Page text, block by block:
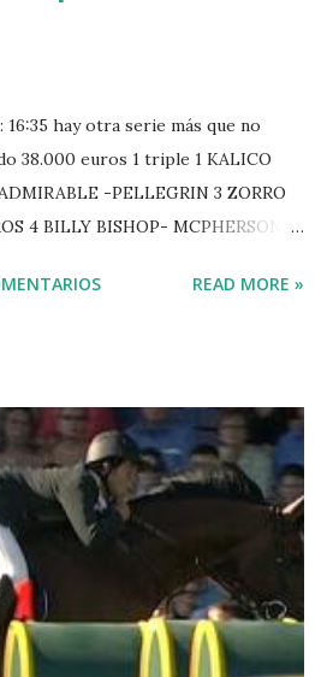
hay otra serie más que no
38.000 euros 1 triple 1 KALICO
-PELLEGRIN 3 ZORRO
4 BILLY BISHOP- MCPHERSON 5
M WHITAKER 8 SILVANA DU
-VOORN 6 QUERLYBET
CHROI - O’BRIEN 8 CARMENA Z -
-RAMZY AL DUHAMI 10
3 triple 1 LATE NIGHT -LEVY 2 K
3 QUICK STUDY - HOUGH 4
5 L’ESPOIR -GULLIKSEN 6
7 WISCONSIN 111 -MOYA 8
HERALD –CORDON 10 SELDANA
READ MORE »